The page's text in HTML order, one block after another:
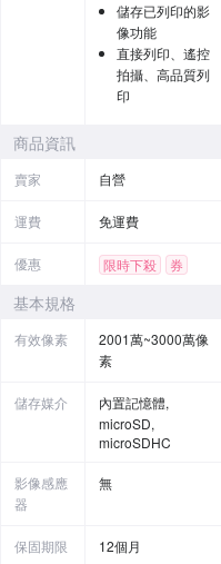
儲存已列印的影
像功能
直接列印、遙控
拍攝、高品質列
印
商品資訊
賣家 自營
運費 免運費
優惠 限時下殺
券
基本規格
有效像素
2001萬~3000萬像
素
儲存媒介
內置記憶體,
microSD,
microSDHC
影像感應
器
無
保固期限 12個月